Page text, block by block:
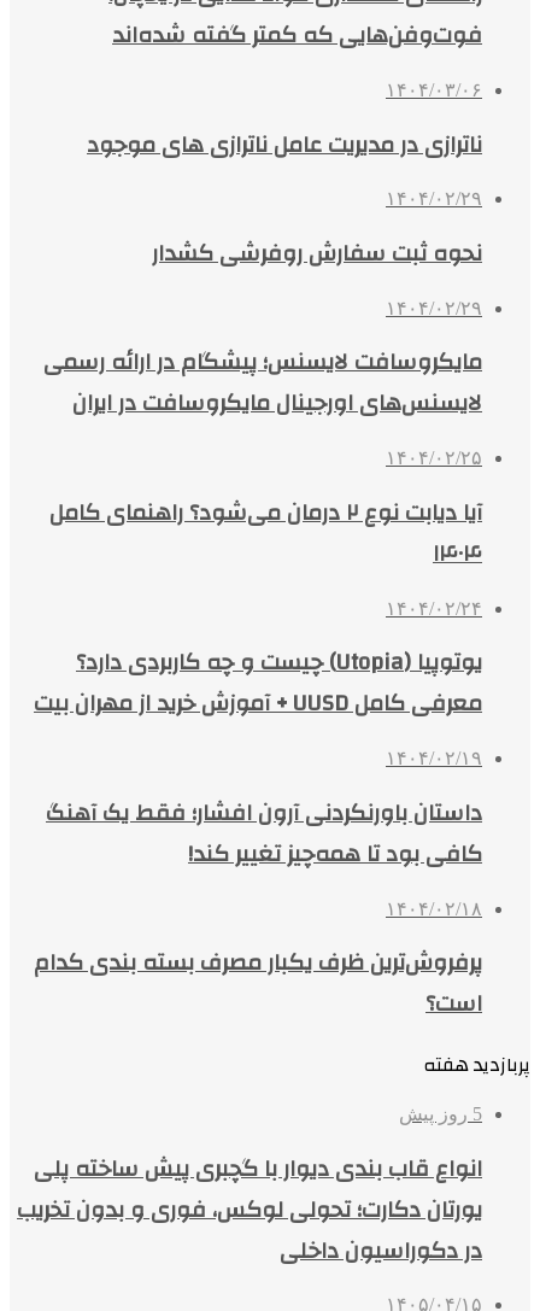
فوت‌وفن‌هایی که کمتر گفته شده‌اند
۱۴۰۴/۰۳/۰۶
ناترازی در مدیریت عامل ناترازی های موجود
۱۴۰۴/۰۲/۲۹
نحوه ثبت سفارش روفرشی کشدار
۱۴۰۴/۰۲/۲۹
مایکروسافت لایسنس؛ پیشگام در ارائه رسمی
لایسنس‌های اورجینال مایکروسافت در ایران
۱۴۰۴/۰۲/۲۵
آیا دیابت نوع ۲ درمان می‌شود؟ راهنمای کامل
۱۴۰۴
۱۴۰۴/۰۲/۲۴
یوتوپیا (Utopia) چیست و چه کاربردی دارد؟
معرفی کامل UUSD + آموزش خرید از مهران بیت
۱۴۰۴/۰۲/۱۹
داستان باورنکردنی آرون افشار؛ فقط یک آهنگ
کافی بود تا همه‌چیز تغییر کند!
۱۴۰۴/۰۲/۱۸
پرفروش‌ترین ظرف یکبار مصرف بسته بندی کدام
است؟
پربازدید هفته
5 روز پیش
انواع قاب بندی دیوار با گچبری پیش ساخته پلی
یورتان دکارت؛ تحولی لوکس، فوری و بدون تخریب
در دکوراسیون داخلی
۱۴۰۵/۰۴/۱۵